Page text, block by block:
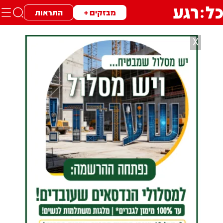
מבזקים + התראות
X